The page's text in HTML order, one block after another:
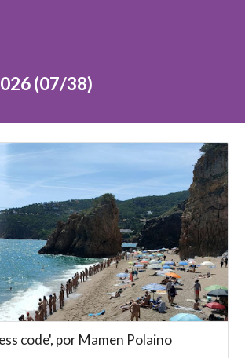
(07/38)
code', por Mamen Polaino